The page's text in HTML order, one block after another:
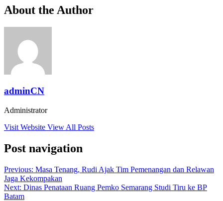
About the Author
adminCN
Administrator
Visit Website View All Posts
Post navigation
Previous: Masa Tenang, Rudi Ajak Tim Pemenangan dan Relawan
Jaga Kekompakan
Next: Dinas Penataan Ruang Pemko Semarang Studi Tiru ke BP
Batam